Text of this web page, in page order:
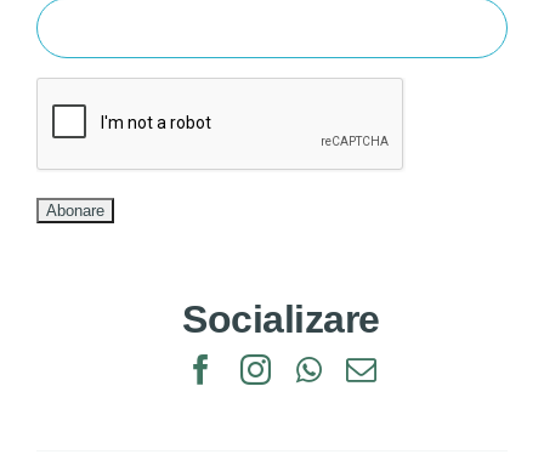
Socializare